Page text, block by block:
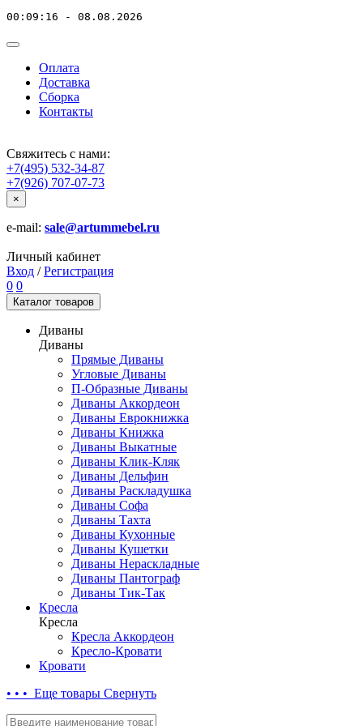
00:09:16 - 08.08.2026
Оплата
Доставка
Сборка
Контакты
Свяжитесь с нами:
+7(495) 532-34-87
+7(926) 707-07-73
×
e-mail: sale@artummebel.ru
Личный кабинет
Вход / Регистрация
0 0
Каталог товаров
Диваны
Диваны
Прямые Диваны
Угловые Диваны
П-Образные Диваны
Диваны Аккордеон
Диваны Еврокнижка
Диваны Книжка
Диваны Выкатные
Диваны Клик-Кляк
Диваны Дельфин
Диваны Раскладушка
Диваны Софа
Диваны Тахта
Диваны Кухонные
Диваны Кушетки
Диваны Нераскладные
Диваны Пантограф
Диваны Тик-Так
Кресла
Кресла
Кресла Аккордеон
Кресло-Кровати
Кровати
• • • Еще товары Свернуть